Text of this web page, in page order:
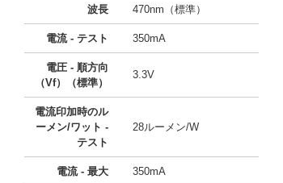
波長 470nm（標準）
電流 - テスト 350mA
電圧 - 順方向
（Vf）（標準）
3.3V
電流印加時のル
ーメン/ワット -
テスト
28ルーメン/W
電流 - 最大 350mA